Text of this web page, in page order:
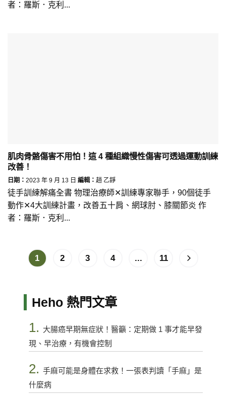
者：羅斯．克利...
肌肉骨骼傷害不用怕！這 4 種組織慢性傷害可透過運動訓練
改善！
日期： 2023 年 9 月 13 日 編輯： 趙 乙錚
徒手訓練解痛全書 物理治療師✕訓練專家聯手，90個徒手
動作✕4大訓練計畫，改善五十肩、網球肘、膝關節炎 作
者：羅斯．克利...
1 2 3 4 ... 11
Heho 熱門文章
1. 大腸癌早期無症狀！醫籲：定期做 1 事才能早發
現、早治療，有機會控制
2. 手麻可能是身體在求救！一張表判讀「手麻」是
什麼病